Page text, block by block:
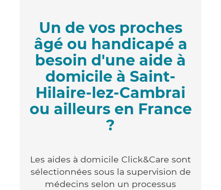
Un de vos proches
âgé ou handicapé a
besoin d'une aide à
domicile à Saint-
Hilaire-lez-Cambrai
ou ailleurs en France
?
Les aides à domicile Click&Care sont
sélectionnées sous la supervision de
médecins selon un processus